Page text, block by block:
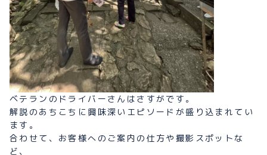
ベテランのドライバーさんはさすがです。
解説のあちこちに興味深いエピソードが盛り込まれてい
ます。
合わせて、お客様へのご案内の仕方や撮影スポットな
ど、